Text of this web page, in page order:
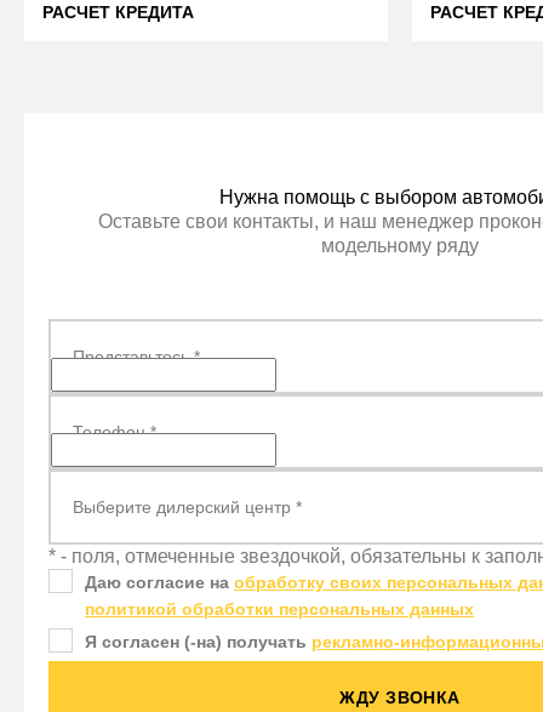
РАСЧЕТ КРЕДИТА РАСЧЕТ
Нужна помощь с выбором
Оставьте свои контакты, и наш менеджер
модельному ряду
Представьтесь*
Телефон*
Выберите дилерский центр *
* - поля, отмеченные звездочкой, обязательны к
Даю согласие на обработку своих персональных
политикой обработки персональных данных
Я согласен (-на) получать рекламно-
ЖДУ ЗВОНКА